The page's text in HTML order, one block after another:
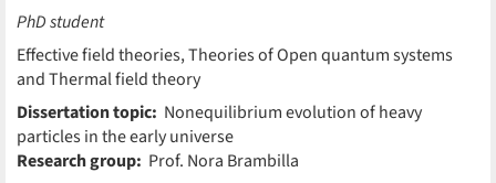
PhD student
Effective field theories, Theories of Open quantum systems
and Thermal field theory
Dissertation topic: Nonequilibrium evolution of heavy
particles in the early universe
Research group: Prof. Nora Brambilla